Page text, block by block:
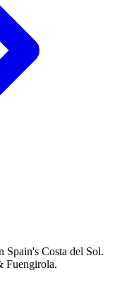
Spain's Costa del Sol.
Fuengirola.